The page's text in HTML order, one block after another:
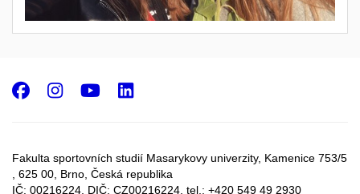
Fakulta sportovních studií Masarykovy univerzity, Kamenice 753/5​
, 625 00, Brno, Česká republika
IČ: 00216224, DIČ: CZ00216224, tel.: +420 549 49 2930
Facebook
Instagram
Youtube